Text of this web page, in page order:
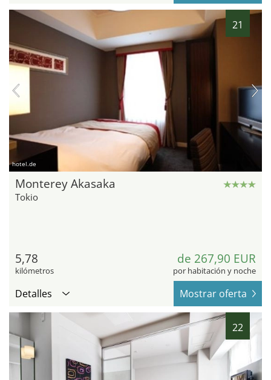
21
hotel.de
Monterey Akasaka
Tokio
5,78
kilómetros
de 267,90 EUR
por habitación y noche
Detalles Mostrar oferta
22